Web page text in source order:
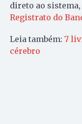
direto ao
Registrato do
Leia também: 7
cérebro